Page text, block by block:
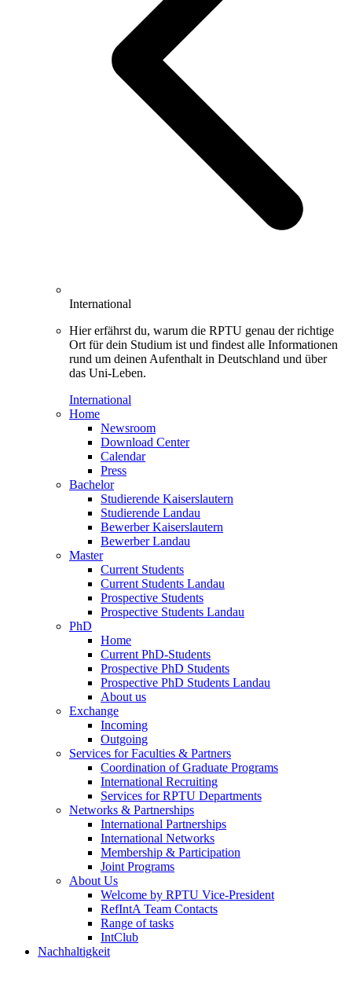
International
Hier erfährst du, warum die RPTU genau der richtige
Ort für dein Studium ist und findest alle Informationen
rund um deinen Aufenthalt in Deutschland und über
das Uni-Leben.
International
Home
Newsroom
Download Center
Calendar
Press
Bachelor
Studierende Kaiserslautern
Studierende Landau
Bewerber Kaiserslautern
Bewerber Landau
Master
Current Students
Current Students Landau
Prospective Students
Prospective Students Landau
PhD
Home
Current PhD-Students
Prospective PhD Students
Prospective PhD Students Landau
About us
Exchange
Incoming
Outgoing
Services for Faculties & Partners
Coordination of Graduate Programs
International Recruiting
Services for RPTU Departments
Networks & Partnerships
International Partnerships
International Networks
Membership & Participation
Joint Programs
About Us
Welcome by RPTU Vice-President
RefIntA Team Contacts
Range of tasks
IntClub
Nachhaltigkeit